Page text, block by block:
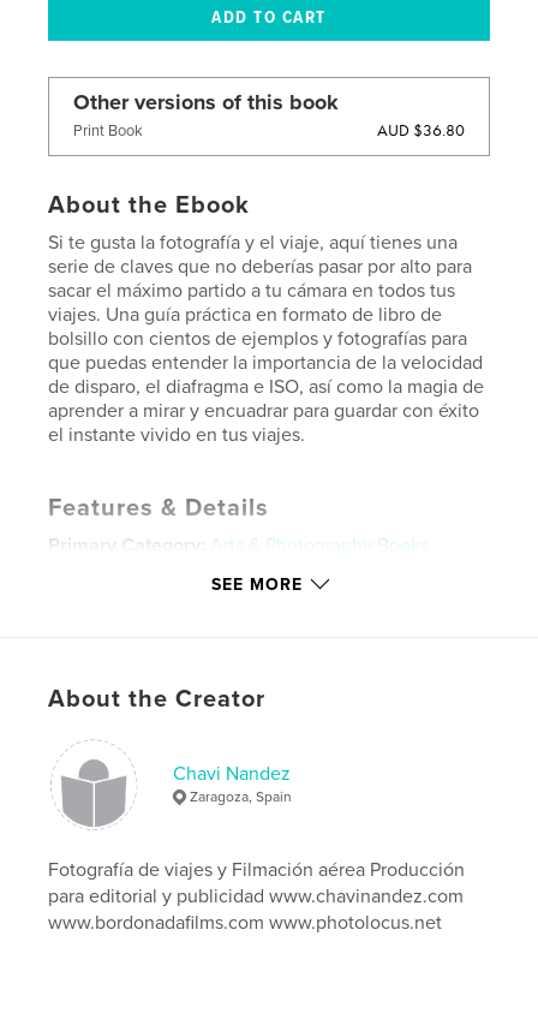
Other versions of this book
Print Book AUD $36.80
About the Ebook
Si te gusta la fotografía y el viaje, aquí tienes una
serie de claves que no deberías pasar por alto para
sacar el máximo partido a tu cámara en todos tus
viajes. Una guía práctica en formato de libro de
bolsillo con cientos de ejemplos y fotografías para
que puedas entender la importancia de la velocidad
de disparo, el diafragma e ISO, así como la magia de
aprender a mirar y encuadrar para guardar con éxito
el instante vivido en tus viajes.
Features & Details
Primary Category:
Arts & Photography Books
Fixed-layout ebook, 130 pgs
LanguageSpanish
claves fotografía
, composición , nikon , canon , sony ,
reflex
SEE MORE
About the Creator
Chavi Nandez
Zaragoza, Spain
Fotografía de viajes y Filmación aérea Producción
para editorial y publicidad www.chavinandez.com
www.bordonadafilms.com www.photolocus.net